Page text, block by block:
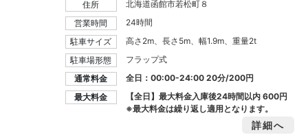
住所
北海道函館市若松町８
営業時間
24時間
駐車サイズ
高さ2m、長さ5m、幅1.9m、重量2t
駐車場形態
フラップ式
通常料金
全日：00:00-24:00 20分/200円
最大料金
【全日】最大料金入庫後24時間以内600円
※最大料金は繰り返し適用となります。
詳細へ